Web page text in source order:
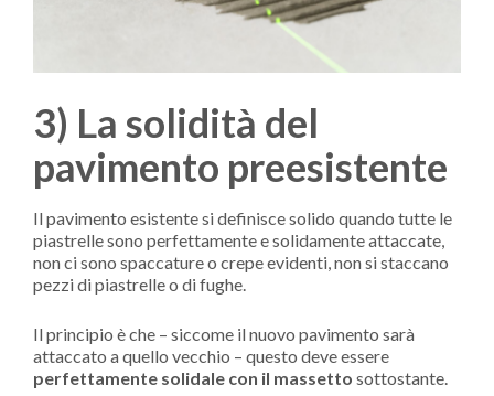
3) La solidità del
pavimento preesistente
Il pavimento esistente si definisce solido quando tutte le
piastrelle sono perfettamente e solidamente attaccate,
non ci sono spaccature o crepe evidenti, non si staccano
pezzi di piastrelle o di fughe.
Il principio è che – siccome il nuovo pavimento sarà
attaccato a quello vecchio – questo deve essere
perfettamente solidale con il massetto sottostante.